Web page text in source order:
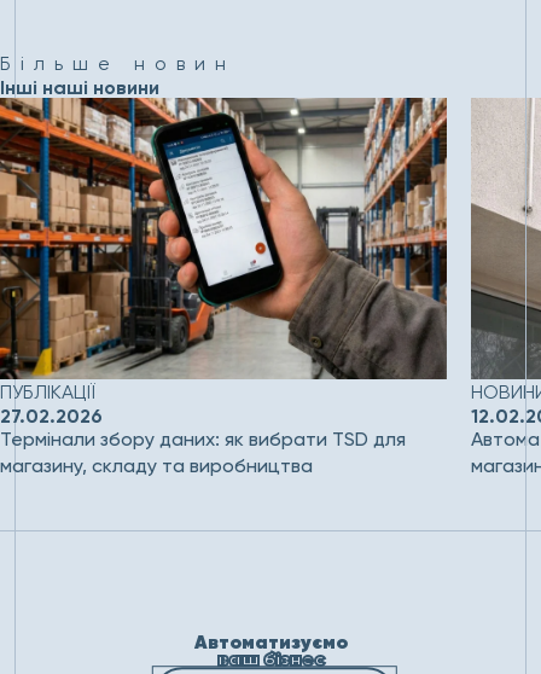
Більше новин
Інші наші новини
ПУБЛІКАЦІЇ
27.02.2026
Термінали збору даних: як вибрати TSD для
магазину, складу та виробництва
Автоматизуємо
ваш бізнес